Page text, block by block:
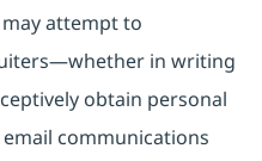
attempt to
in writing
obtain personal
communications